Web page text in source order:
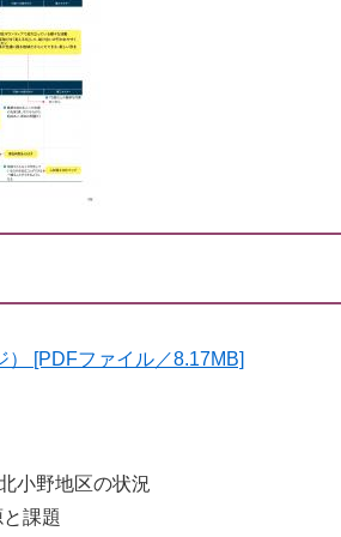
[PDFファイル／8.17MB]
小野地区の状況
課題